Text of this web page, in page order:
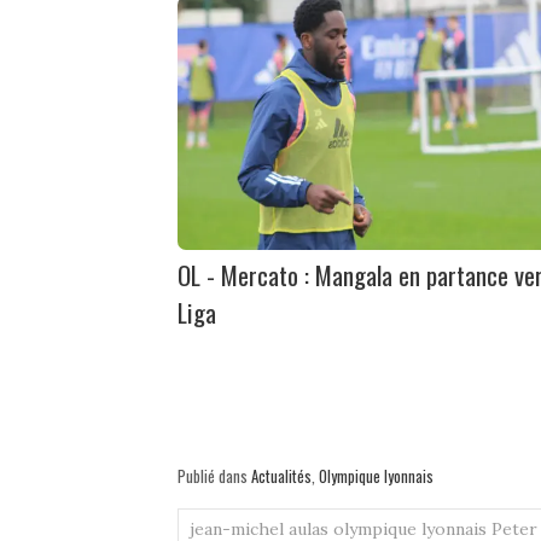
OL - Mercato : Mangala en partance
Liga
Publié dans Actualités Olympique lyonnais
jean-michel aulas olympique lyonnais Peter